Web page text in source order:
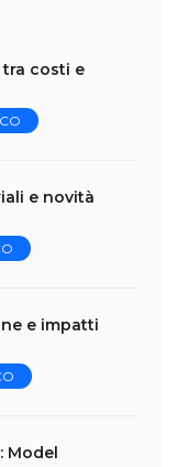
tra costi e
e novità
e impatti
Model